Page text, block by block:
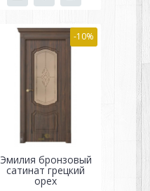
-10%
Эмилия бронзовый
сатинат грецкий
орех